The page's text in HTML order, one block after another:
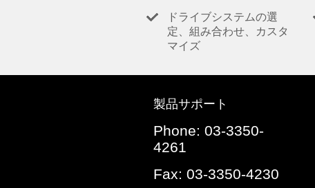
ドライブシステムの選
定、組み合わせ、カスタ
マイズ
製品サポート
Phone: 03-3350-
4261
Fax: 03-3350-4230